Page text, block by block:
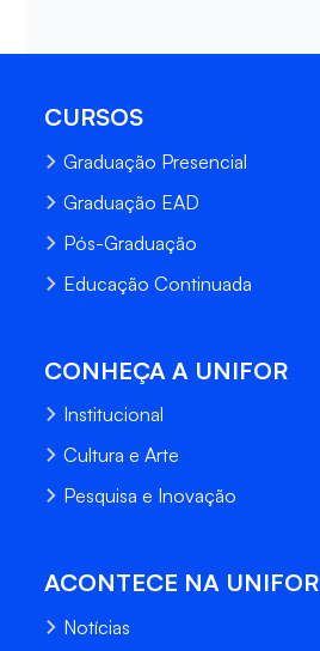
CURSOS
Graduação Presencial
Graduação EAD
Pós-Graduação
Educação Continuada
CONHEÇA A UNIFOR
Institucional
Cultura e Arte
Pesquisa e Inovação
ACONTECE NA UNIFOR
Notícias